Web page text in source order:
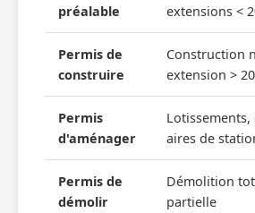
préalable
extensions <
Permis de
construire
Construction
extension >
Permis
d'aménager
Lotissements,
aires de
Permis de
démolir
Démolition
partielle